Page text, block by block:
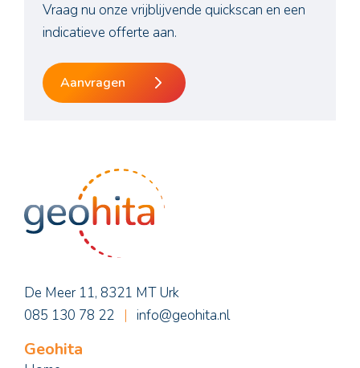
Vraag nu onze vrijblijvende quickscan en een
indicatieve offerte aan.
Aanvragen
De Meer 11, 8321 MT Urk
085 130 78 22 | info@geohita.nl
Geohita